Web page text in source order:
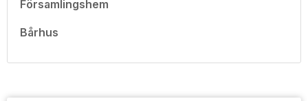
Församlingshem
Bårhus